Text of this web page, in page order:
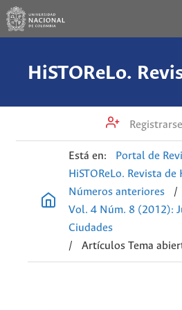
Registrarse
Está en: Portal de
HiSTOReLo. Revista
Números anteriores
/
Vol. 4 Núm. 8 (2012):
Ciudades
/
Artículos Tema